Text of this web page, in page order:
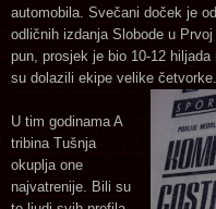
automobila. Svečani doček je
odličnih izdanja Slobode u
pun, prosjek je bio 10-12
su dolazili ekipe velike četvorke.
U tim godinama A
tribina Tušnja
okuplja one
najvatrenije. Bili su